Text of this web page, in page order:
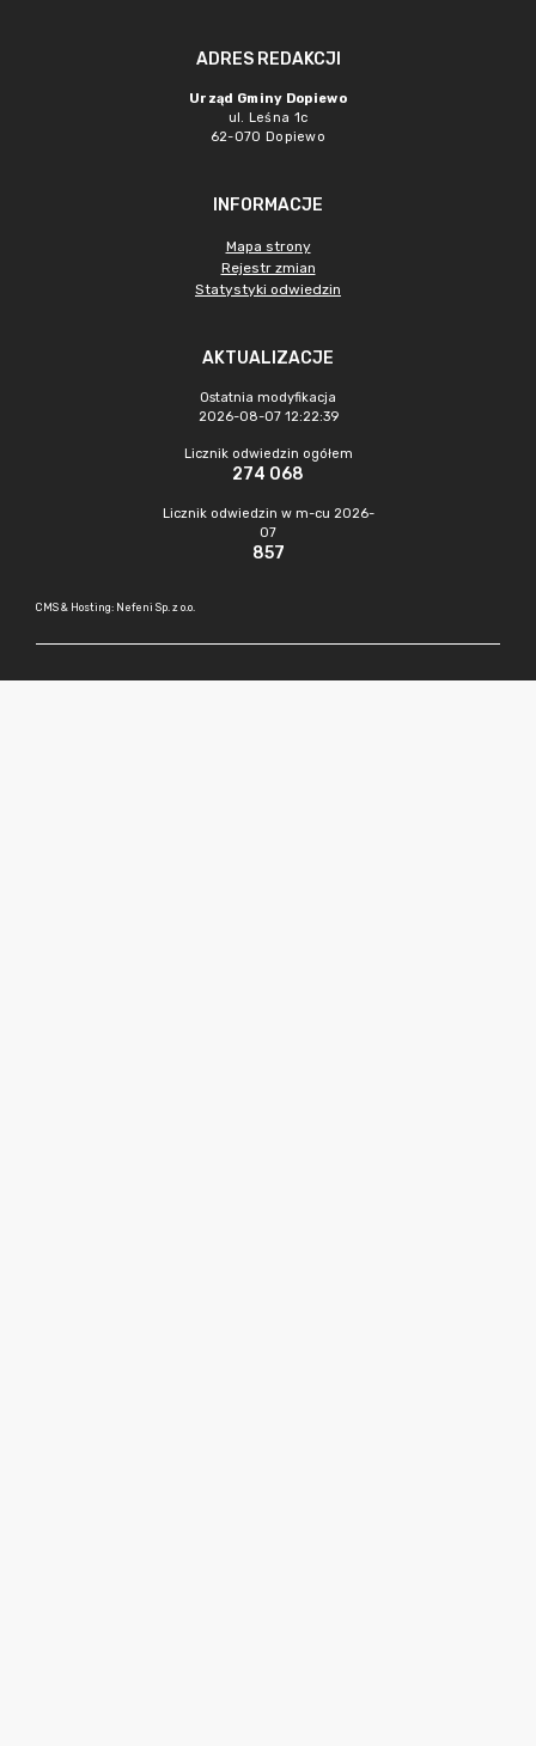
ADRES REDAKCJI
Urząd Gminy Dopiewo
ul. Leśna 1c
62-070 Dopiewo
INFORMACJE
Mapa strony
Rejestr zmian
Statystyki odwiedzin
AKTUALIZACJE
Ostatnia modyfikacja
2026-08-07 12:22:39
Licznik odwiedzin ogółem
274 068
Licznik odwiedzin w m-cu 2026-
07
857
CMS & Hosting: Nefeni Sp. z o.o.